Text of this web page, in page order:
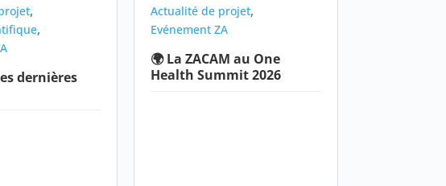
,
,
dernières
Actualité de projet,
Evénement ZA
🌍 La ZACAM au One
Health Summit 2026